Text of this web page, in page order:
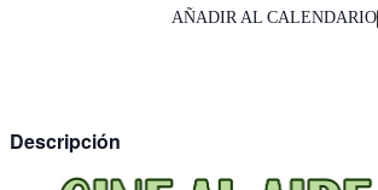
AÑADIR AL CALENDARIO
Descripción